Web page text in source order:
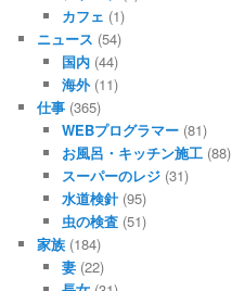
カフェ (1)
ニュース (54)
国内(44)
海外(11)
仕事 (365)
WEBプログラマー(81)
お風呂・キッチン施工(88)
スーパーのレジ(31)
水道検針(95)
虫の検査(51)
家族 (184)
妻(22)